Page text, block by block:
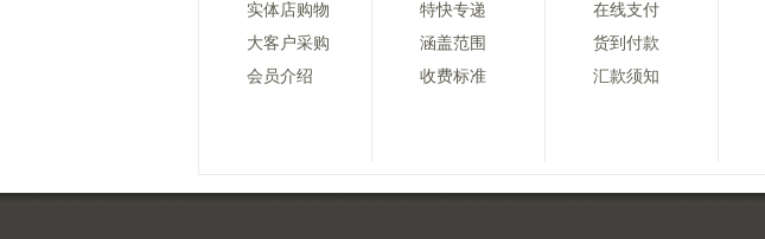
实体店购物
大客户采购
会员介绍
特快专递
涵盖范围
收费标准
在线支付
货到付款
汇款须知